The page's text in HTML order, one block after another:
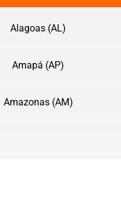
Alagoas (AL)
Amapá (AP)
Amazonas (AM)